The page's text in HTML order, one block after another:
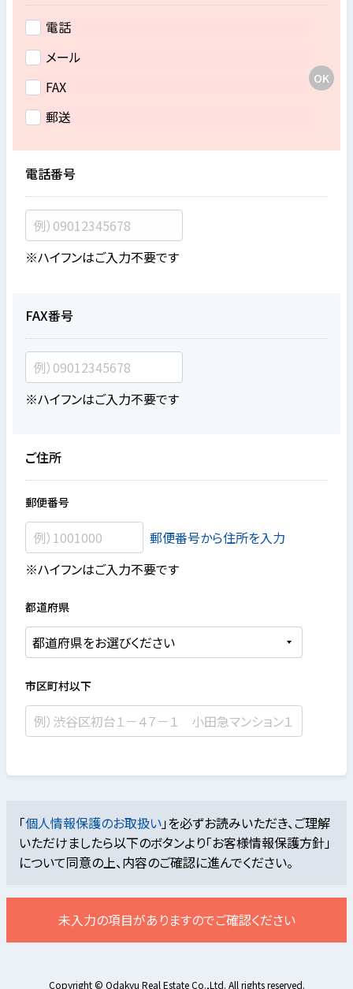
電話
メール
FAX
郵送
電話番号
※ハイフンはご入力不要です
FAX番号
※ハイフンはご入力不要です
ご住所
郵便番号
郵便番号から住所を入力
※ハイフンはご入力不要です
都道府県
市区町村以下
「個人情報保護のお取扱い」を必ずお読みいただき、ご理解
いただけましたら以下のボタンより「お客様情報保護方針」
について同意の上、内容のご確認に進んでください。
未入力の項目がありますのでご確認ください
Copyright © Odakyu Real Estate Co.,Ltd. All rights reserved.